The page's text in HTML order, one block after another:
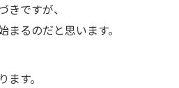
きですが、
まるのだと思います。
す。